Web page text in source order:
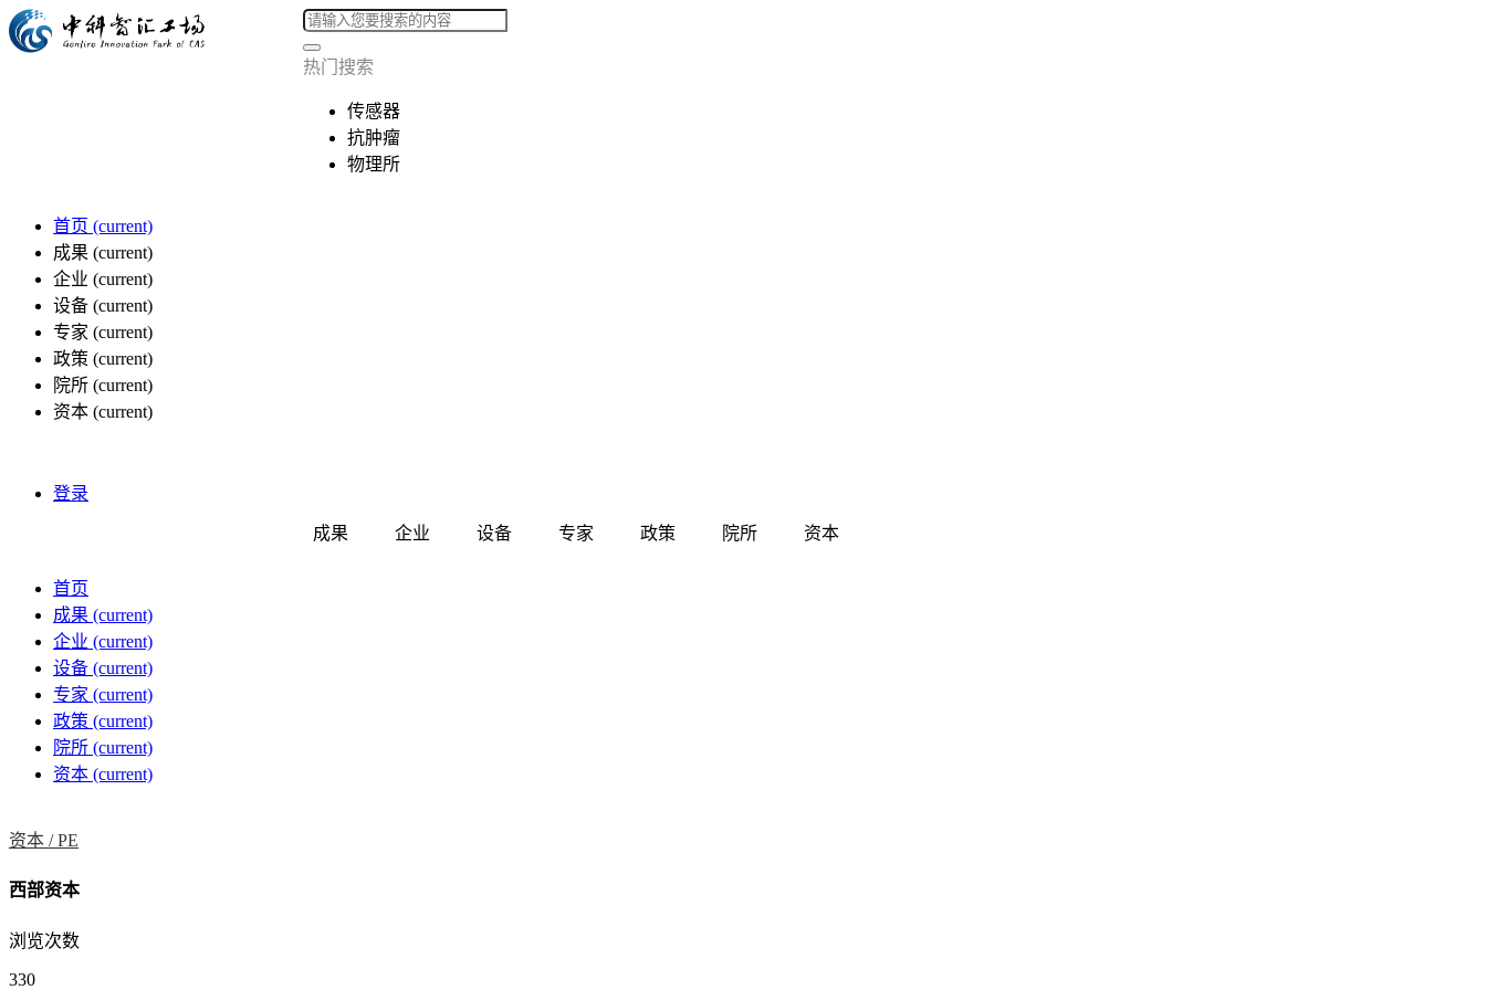
热门搜索
传感器
抗肿瘤
物理所
首页 (current)
成果 (current)
企业 (current)
设备 (current)
专家 (current)
政策 (current)
院所 (current)
资本 (current)
登录
成果 企业 设备 专家 政策 院所 资本
首页
成果 (current)
企业 (current)
设备 (current)
专家 (current)
政策 (current)
院所 (current)
资本 (current)
资本 /PE
西部资本
浏览次数
330